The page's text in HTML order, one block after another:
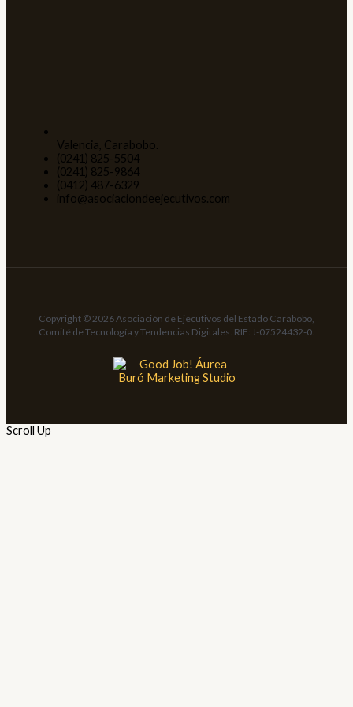
Valencia, Carabobo.
(0241) 825-5504
(0241) 825-9864
(0412) 487-6329
info@asociaciondeejecutivos.com
Copyright © 2026 Asociación de Ejecutivos del Estado Carabobo,
Comité de Tecnología y Tendencias Digitales. RIF: J-07524432-0.
Scroll Up